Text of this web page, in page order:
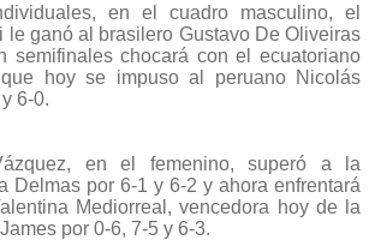
en el cuadro masculino, el
le ganó al brasilero Gustavo De Oliveiras
semifinales chocará con el ecuatoriano
hoy se impuso al peruano Nicolás
6-0.
en el femenino, superó a la
Delmas por 6-1 y 6-2 y ahora enfrentará
Mediorreal, vencedora hoy de la
por 0-6, 7-5 y 6-3.